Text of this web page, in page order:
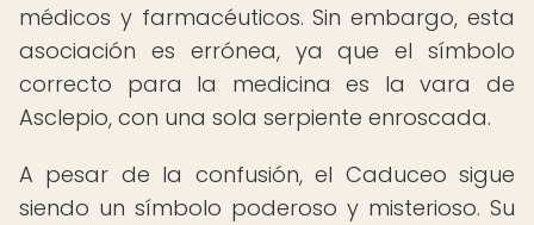
médicos y farmacéuticos. Sin embargo, esta
asociación es errónea, ya que el símbolo
correcto para la medicina es la vara de
Asclepio, con una sola serpiente enroscada.
A pesar de la confusión, el Caduceo sigue
siendo un símbolo poderoso y misterioso. Su